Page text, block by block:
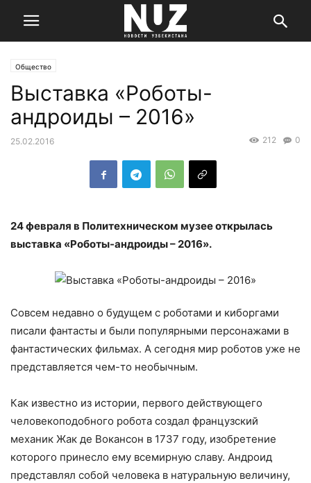
Общество
Выставка «Роботы-
андроиды – 2016»
25.02.2016 0
212
24 февраля в Политехническом музее открылась
выставка «Роботы-андроиды – 2016».
Совсем недавно о будущем с роботами и киборгами
писали фантасты и были популярными персонажами в
фантастических фильмах. А сегодня мир роботов уже не
представляется чем-то необычным.
Как известно из истории, первого действующего
человекоподобного робота создал французский
механик Жак де Вокансон в 1737 году, изобретение
которого принесло ему всемирную славу. Андроид
представлял собой человека в натуральную величину,